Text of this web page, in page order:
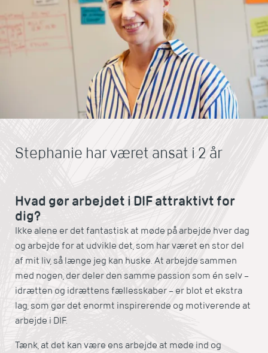
Stephanie har været ansat i 2 år
Hvad gør arbejdet i DIF attraktivt for
dig?
Ikke alene er det fantastisk at møde på arbejde hver dag
og arbejde for at udvikle det, som har været en stor del
af mit liv, så længe jeg kan huske. At arbejde sammen
med nogen, der deler den samme passion som én selv –
idrætten og idrættens fællesskaber – er blot et ekstra
lag, som gør det enormt inspirerende og motiverende at
arbejde i DIF.
Tænk, at det kan være ens arbejde at møde ind og